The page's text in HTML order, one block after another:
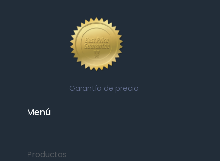
Garantía de precio
Menú
Productos